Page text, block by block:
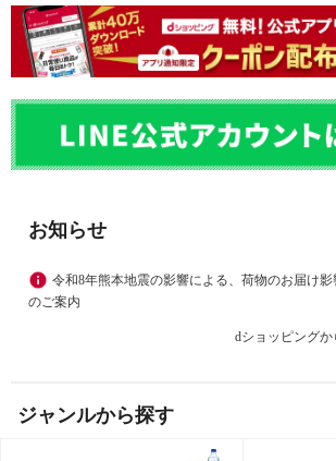
お知らせ
令和8年熊本地震の影響による、荷物のお届け
のご案内
dショッピング
ジャンルから探す